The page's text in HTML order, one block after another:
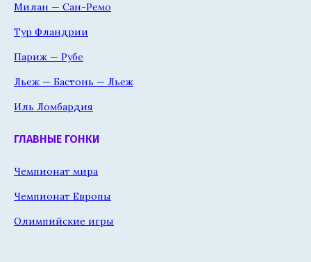
Милан — Сан-Ремо
Тур Фландрии
Париж — Рубе
Льеж — Бастонь — Льеж
Иль Ломбардия
ГЛАВНЫЕ ГОНКИ
Чемпионат мира
Чемпионат Европы
Олимпийские игры